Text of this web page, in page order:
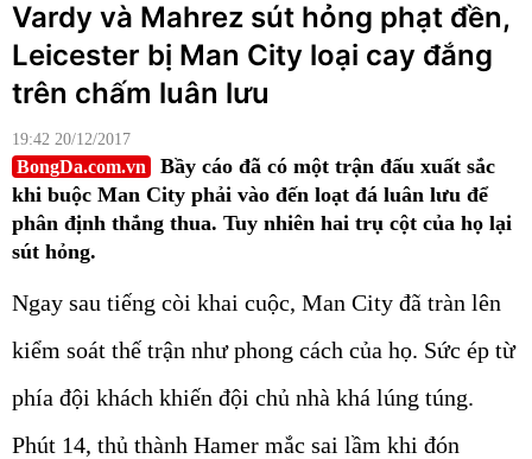
Vardy và Mahrez sút hỏng phạt đền,
Leicester bị Man City loại cay đắng
trên chấm luân lưu
19:42 20/12/2017
BongDa.com.vn
Bầy cáo đã có một trận đấu xuất sắc
khi buộc Man City phải vào đến loạt đá luân lưu để
phân định thắng thua. Tuy nhiên hai trụ cột của họ lại
sút hỏng.
Ngay sau tiếng còi khai cuộc, Man City đã tràn lên
kiểm soát thế trận như phong cách của họ. Sức ép từ
phía đội khách khiến đội chủ nhà khá lúng túng.
Phút 14, thủ thành Hamer mắc sai lầm khi đón